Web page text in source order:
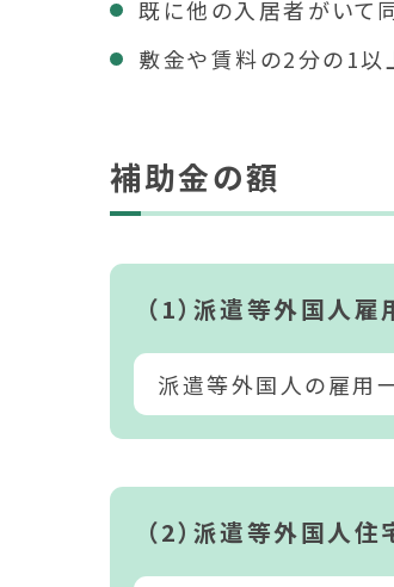
既に他の入居者がいて
敷金や賃料の2分の1以
補助金の額
（1）派遣等外国人雇
派遣等外国人の雇用
（2）派遣等外国人